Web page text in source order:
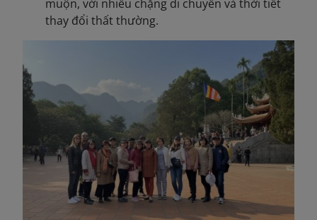
muộn, với nhiều chặng di chuyển và thời tiết
thay đổi thất thường.